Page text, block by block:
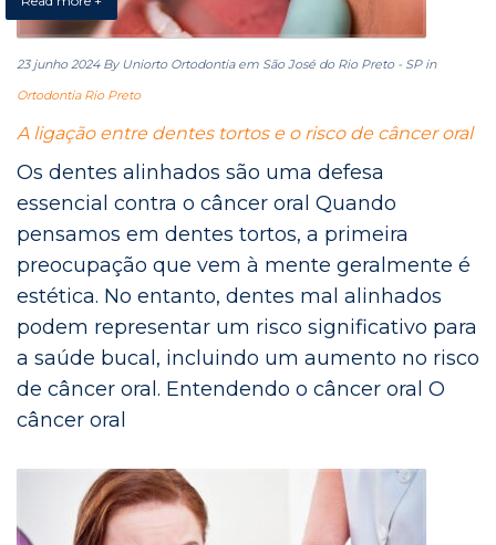
23 junho 2024 By Uniorto Ortodontia em São José do Rio Preto - SP in
Ortodontia Rio Preto
A ligação entre dentes tortos e o risco de câncer oral
Os dentes alinhados são uma defesa
essencial contra o câncer oral Quando
pensamos em dentes tortos, a primeira
preocupação que vem à mente geralmente é
estética. No entanto, dentes mal alinhados
podem representar um risco significativo para
a saúde bucal, incluindo um aumento no risco
de câncer oral. Entendendo o câncer oral O
câncer oral